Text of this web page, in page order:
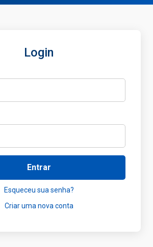
Login
Entrar
Esqueceu sua senha?
Criar uma nova conta